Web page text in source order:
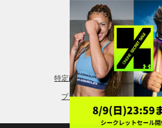
レギンス＆タイツ
特定商取引法に基づく通販の表記
プライバシーポリシー